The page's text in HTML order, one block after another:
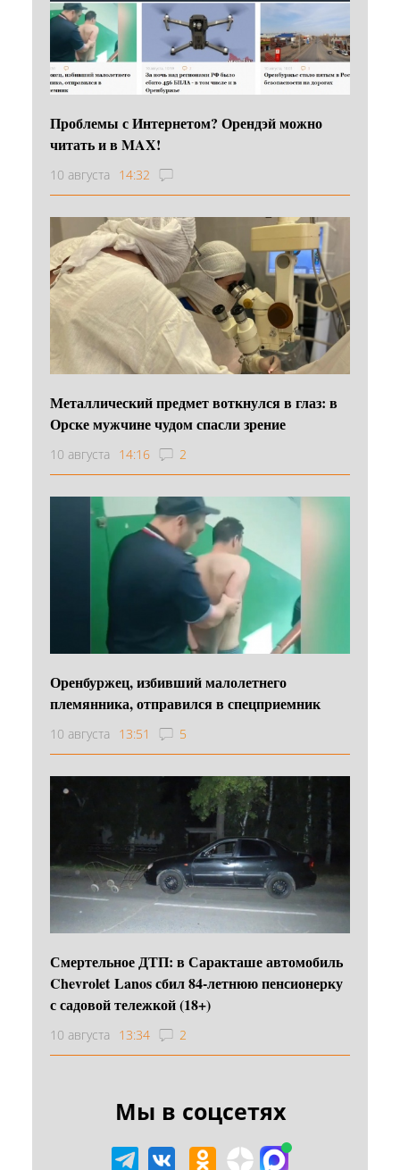
Проблемы с Интернетом? Орендэй можно
читать и в MAX!
10 августа 14:32
Металлический предмет воткнулся в глаз: в
Орске мужчине чудом спасли зрение
10 августа 14:16 2
Оренбуржец, избивший малолетнего
племянника, отправился в спецприемник
10 августа 13:51 5
Смертельное ДТП: в Саракташе автомобиль
Chevrolet Lanos сбил 84-летнюю пенсионерку
с садовой тележкой (18+)
10 августа 13:34 2
Мы в соцсетях